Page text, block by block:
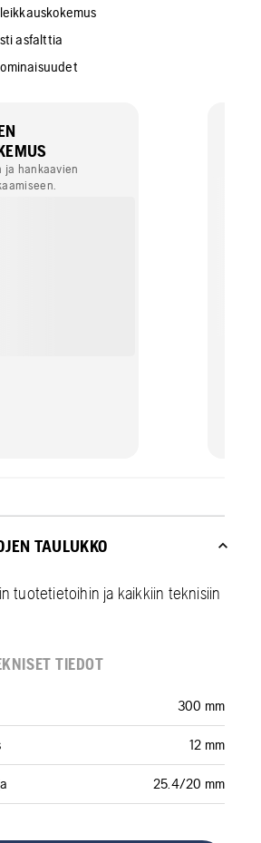
asfalttia
ja hankaavien
TAULUKKO
tuotetietoihin ja kaikkiin teknisiin
TIEDOT
300 mm
12 mm
25.4/20 mm